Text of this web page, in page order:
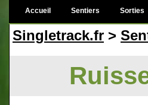
Accueil Sentiers Sorties
Singletrack.fr >